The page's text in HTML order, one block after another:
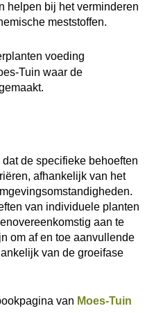
helpen bij het verminderen
meststoffen.
Tuin waar de
de specifieke behoeften
afhankelijk van het
van individuele planten
aan te
om af en toe aanvullende
van de groeifase
van Moes-Tuin